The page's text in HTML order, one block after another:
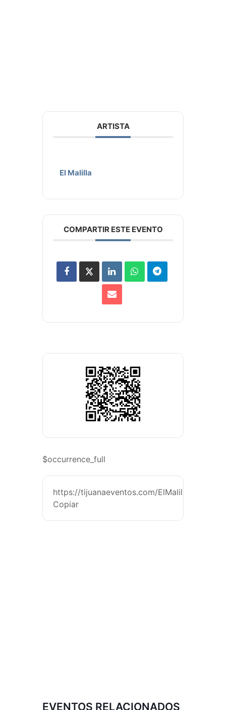
ARTISTA
El Malilla
COMPARTIR ESTE EVENTO
$occurrence_full
https://tijuanaeventos.com/ElMalillaMx26
Copiar
EVENTOS RELACIONADOS